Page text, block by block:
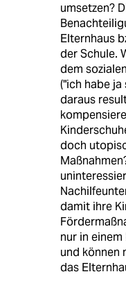
umsetzen?
Elternhaus
der Schule.
dem
("ich habe ja
daraus
doch
damit ihre
nur in
und können
das